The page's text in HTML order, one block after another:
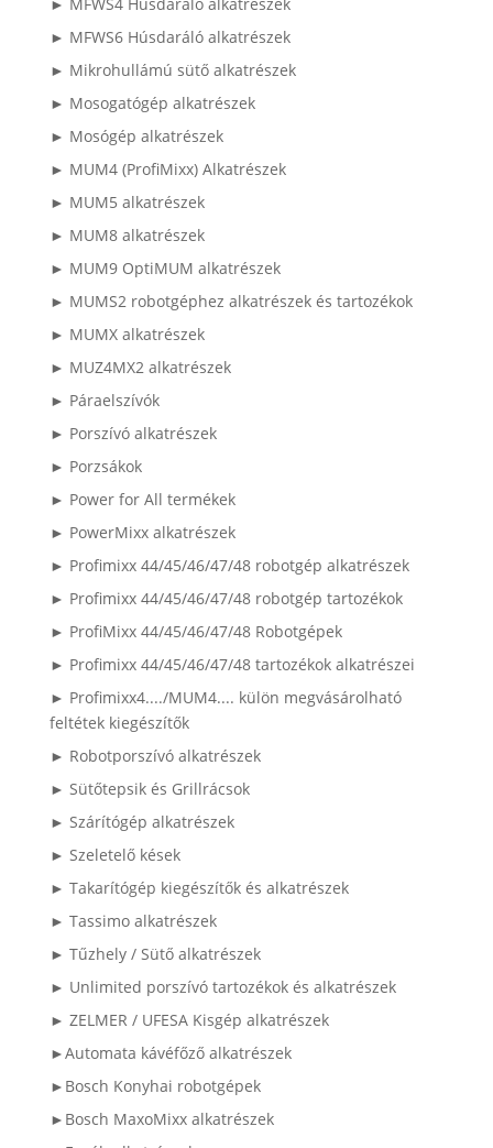
► MFWS6 Húsdaráló alkatrészek
► Mikrohullámú sütő alkatrészek
► Mosogatógép alkatrészek
► Mosógép alkatrészek
► MUM4 (ProfiMixx) Alkatrészek
► MUM5 alkatrészek
► MUM8 alkatrészek
► MUM9 OptiMUM alkatrészek
► MUMS2 robotgéphez alkatrészek és tartozékok
► MUMX alkatrészek
► MUZ4MX2 alkatrészek
► Páraelszívók
► Porszívó alkatrészek
► Porzsákok
► Power for All termékek
► PowerMixx alkatrészek
► Profimixx 44/45/46/47/48 robotgép alkatrészek
► Profimixx 44/45/46/47/48 robotgép tartozékok
► ProfiMixx 44/45/46/47/48 Robotgépek
► Profimixx 44/45/46/47/48 tartozékok alkatrészei
► Profimixx4..../MUM4.... külön megvásárolható
feltétek kiegészítők
► Robotporszívó alkatrészek
► Sütőtepsik és Grillrácsok
► Szárítógép alkatrészek
► Szeletelő kések
► Takarítógép kiegészítők és alkatrészek
► Tassimo alkatrészek
► Tűzhely / Sütő alkatrészek
► Unlimited porszívó tartozékok és alkatrészek
► ZELMER / UFESA Kisgép alkatrészek
►Automata kávéfőző alkatrészek
►Bosch Konyhai robotgépek
►Bosch MaxoMixx alkatrészek